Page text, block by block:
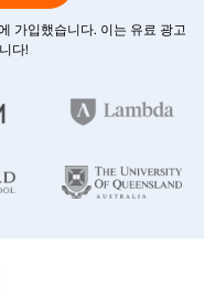
가입했습니다. 이는 유료 광고
다!